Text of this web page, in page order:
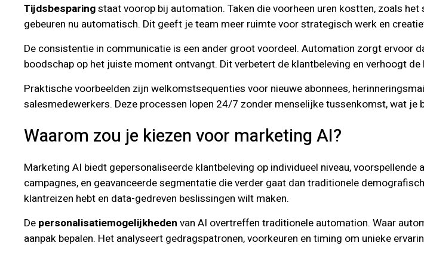
Tijdsbesparingstaat voorop bij automation. Taken die voorheen uren kostten, zoals
gebeuren nu automatisch. Dit geeft je team meer ruimte voor strategisch werk en
De consistentie in communicatie is een ander groot voordeel. Automation zorgt ervoor
boodschap op het juiste moment ontvangt. Dit verbetert de klantbeleving en verhoogt de
Praktische voorbeelden zijn welkomstsequenties voor nieuwe abonnees,
salesmedewerkers. Deze processen lopen 24/7 zonder menselijke tussenkomst, wat
Waarom zou je kiezen voor marketing AI?
Marketing AI biedt gepersonaliseerde klantbeleving op individueel niveau,
campagnes, en geavanceerde segmentatie die verder gaat dan traditionele
klantreizen hebt en data-gedreven beslissingen wilt maken.
De personalisatiemogelijkheden van AI overtreffen traditionele automation. Waar
aanpak bepalen. Het analyseert gedragspatronen, voorkeuren en timing om unieke